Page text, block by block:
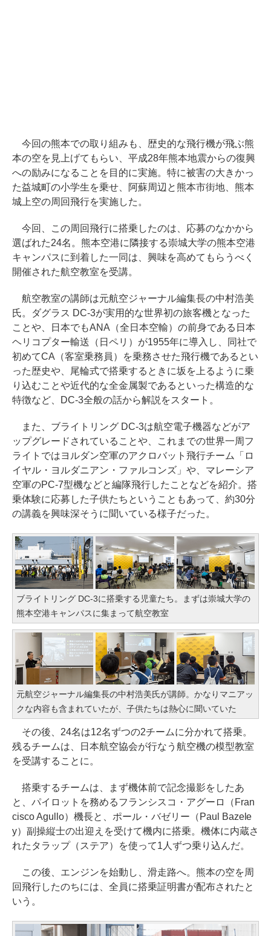
今回の熊本での取り組みも、歴史的な飛行機が飛ぶ熊
本の空を見上げてもらい、平成28年熊本地震からの復興
への励みになることを目的に実施。特に被害の大きかっ
た益城町の小学生を乗せ、阿蘇周辺と熊本市街地、熊本
城上空の周回飛行を実施した。
今回、この周回飛行に搭乗したのは、応募のなかから
選ばれた24名。熊本空港に隣接する崇城大学の熊本空港
キャンパスに到着した一同は、興味を高めてもらうべく
開催された航空教室を受講。
航空教室の講師は元航空ジャーナル編集長の中村浩美
氏。ダグラス DC-3が実用的な世界初の旅客機となった
ことや、日本でもANA（全日本空輸）の前身である日本
ヘリコプター輸送（日ペリ）が1955年に導入し、同社で
初めてCA（客室乗務員）を乗務させた飛行機であるとい
った歴史や、尾輪式で搭乗するときに坂を上るように乗
り込むことや近代的な全金属製であるといった構造的な
特徴など、DC-3全般の話から解説をスタート。
また、ブライトリング DC-3は航空電子機器などがア
ップグレードされていることや、これまでの世界一周フ
ライトではヨルダン空軍のアクロバット飛行チーム「ロ
イヤル・ヨルダニアン・ファルコンズ」や、マレーシア
空軍のPC-7型機などと編隊飛行したことなどを紹介。搭
乗体験に応募した子供たちということもあって、約30分
の講義を興味深そうに聞いている様子だった。
ブライトリング DC-3に搭乗する児童たち。まずは崇城大学の
熊本空港キャンパスに集まって航空教室
元航空ジャーナル編集長の中村浩美氏が講師。かなりマニアッ
クな内容も含まれていたが、子供たちは熱心に聞いていた
その後、24名は12名ずつの2チームに分かれて搭乗。
残るチームは、日本航空協会が行なう航空機の模型教室
を受講することに。
搭乗するチームは、まず機体前で記念撮影をしたあ
と、パイロットを務めるフランシスコ・アグーロ（Fran
cisco Agullo）機長と、ポール・バゼリー（Paul Bazele
y）副操縦士の出迎えを受けて機内に搭乗。機体に内蔵さ
れたタラップ（ステア）を使って1人ずつ乗り込んだ。
この後、エンジンを始動し、滑走路へ。熊本の空を周
回飛行したのちには、全員に搭乗証明書が配布されたと
いう。